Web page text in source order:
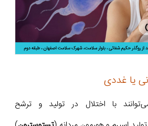
یا غددی
با اختلال در تولید و ترشح